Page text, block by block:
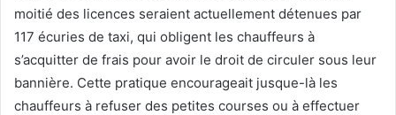
moitié des licences seraient actuellement détenues par
117 écuries de taxi, qui obligent les chauffeurs à
s’acquitter de frais pour avoir le droit de circuler sous leur
bannière. Cette pratique encourageait jusque-là les
chauffeurs à refuser des petites courses ou à effectuer